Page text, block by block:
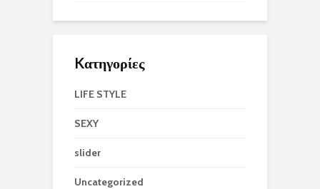
Kατηγορίες
LIFE STYLE
SEXY
slider
Uncategorized